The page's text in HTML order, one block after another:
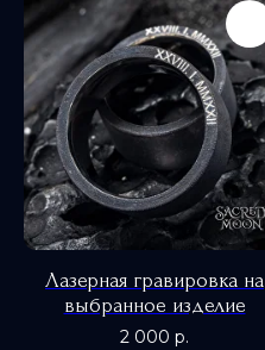
Лазерная гравировка на
выбранное изделие
2 000 р.